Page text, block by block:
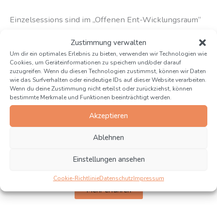
Zustimmung verwalten
Um dir ein optimales Erlebnis zu bieten, verwenden wir Technologien wie
Cookies, um Geräteinformationen zu speichern und/oder darauf
zuzugreifen. Wenn du diesen Technologien zustimmst, können wir Daten
wie das Surfverhalten oder eindeutige IDs auf dieser Website verarbeiten.
Wenn du deine Zustimmung nicht erteilst oder zurückziehst, können
bestimmte Merkmale und Funktionen beeinträchtigt werden.
Akzeptieren
Ablehnen
Einstellungen ansehen
Cookie-RichtlinieDatenschutzImpressum
Einzelsessions sind im „Offenen Ent-Wicklungsraum“
Mehr erfahren
Psycho-therapie
Einzelbegleitung im psychotherapeutischen Bereich
mit ganzheitlichen Therapiemethoden für KlientInnen
Mehr erfahren